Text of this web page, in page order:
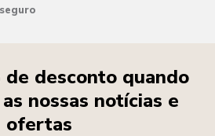
de desconto quando
nossas notícias e
ofertas